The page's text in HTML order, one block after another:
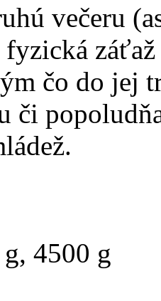
večeru
fyzická
čo do jej
či
4500 g